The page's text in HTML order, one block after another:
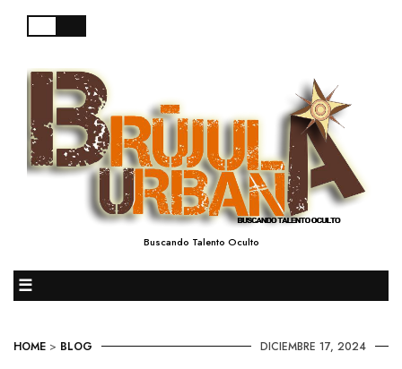
Buscando Talento Oculto
☰
HOME > BLOG DICIEMBRE 17, 2024